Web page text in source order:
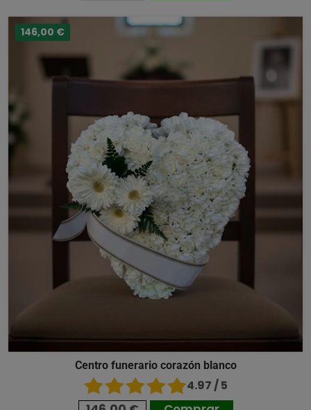
146,00 €
Centro funerario corazón blanco
4.97 / 5